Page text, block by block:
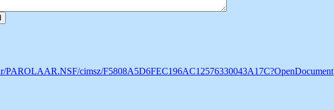
PAROLAAR.NSF/cimsz/F5808A5D6FEC196AC12576330043A17C?OpenDocument